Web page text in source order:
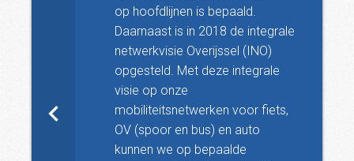
op hoofdlijnen is bepaald.
Daarnaast is in 2018 de integrale
netwerkvisie Overijssel (INO)
opgesteld. Met deze integrale
visie op onze
mobiliteitsnetwerken voor fiets,
OV (spoor en bus) en auto
kunnen we op bepaalde